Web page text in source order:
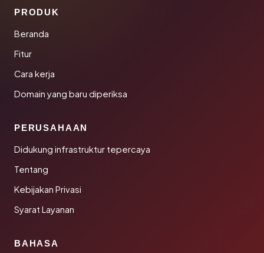
PRODUK
Beranda
Fitur
Cara kerja
Domain yang baru diperiksa
PERUSAHAAN
Didukung infrastruktur tepercaya
Tentang
Kebijakan Privasi
Syarat Layanan
BAHASA